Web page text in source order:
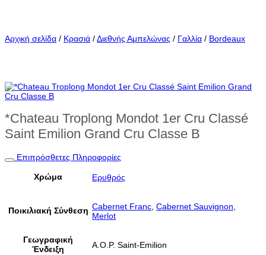
Αρχική σελίδα / Κρασιά /Διεθνής Αμπελώνας / Γαλλία / Bordeaux
*Chateau Troplong Mondot 1er Cru Classé
Saint Emilion Grand Cru Classe B
Επιπρόσθετες Πληροφορίες
Χρώμα Ερυθρός
Ποικιλιακή Σύνθεση Cabernet Franc Cabernet Sauvignon
Merlot
Γεωγραφική
Ένδειξη
A.O.P. Saint-Emilion